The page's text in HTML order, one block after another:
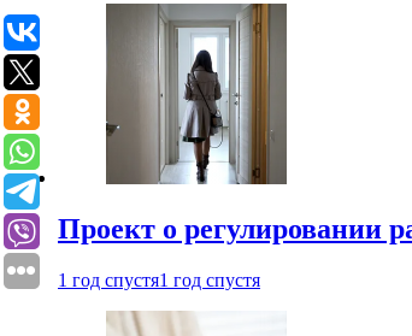
Проект о регулировании
1 год спустя1 год спустя